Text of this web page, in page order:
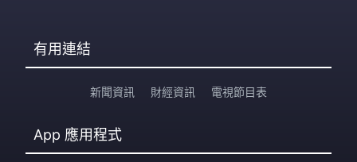
有用連結
新聞資訊 財經資訊 電視節目表
App 應用程式